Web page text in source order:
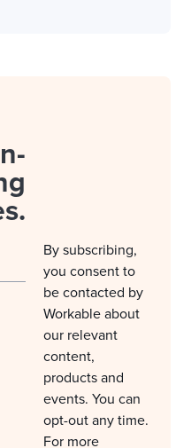
By subscribing,
you consent to
be contacted by
Workable about
our relevant
content,
products and
events. You can
opt-out any time.
For more